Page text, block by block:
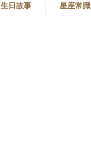
生日故事 星座常識